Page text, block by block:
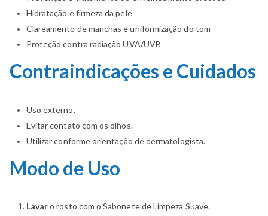
Hidratação e firmeza da pele
Clareamento de manchas e uniformização do tom
Proteção contra radiação UVA/UVB
Contraindicações e Cuidados
Uso externo.
Evitar contato com os olhos.
Utilizar conforme orientação de dermatologista.
Modo de Uso
Lavaro rosto com o Sabonete de Limpeza Suave.